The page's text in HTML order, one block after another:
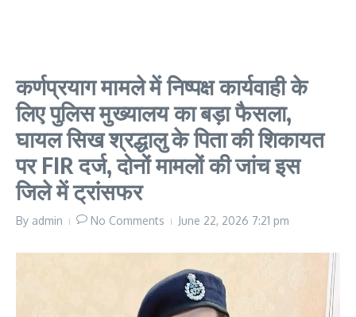
कर्णप्रयाग मामले में निष्पक्ष कार्यवाही के
लिए पुलिस मुख्यालय का बड़ा फैसला,
घायल सिख श्रद्धालु के पिता की शिकायत
पर FIR दर्ज, दोनों मामलों की जांच इस
जिले में ट्रांसफर
By admin No Comments June 22, 2026 7:21 pm